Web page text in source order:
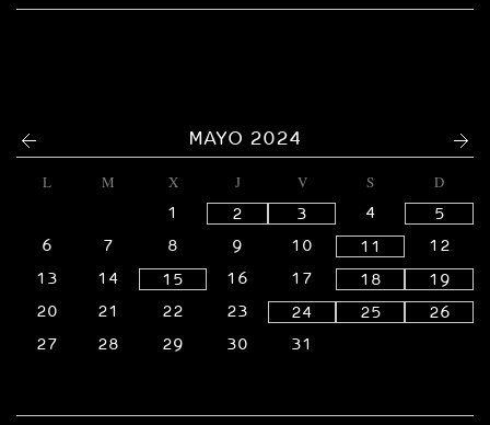
MAYO 2024
L M X J V S
D
1
2 3 4
5
6
7 8 9 10 11
12
13
14 15 16 17 18
19
20
21 22 23 24 25
26
27
28 29 30 31